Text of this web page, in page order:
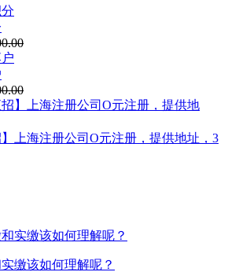
】上海注册公司O元注册，提供地址，3
缴该如何理解呢？